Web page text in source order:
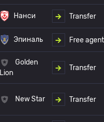
Нанси Transfer
Эпиналь Free agent
Golden
Lion
Transfer
New Star Transfer